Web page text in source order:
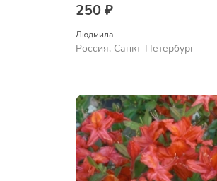
250 ₽
Людмила
Россия, Санкт-Петербург